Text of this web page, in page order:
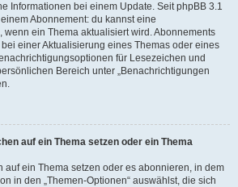
Informationen bei einem Update. Seit phpBB 3.1
Abonnement: du kannst eine
wenn ein Thema aktualisiert wird. Abonnements
einer Aktualisierung eines Themas oder eines
für Lesezeichen und
Bereich unter „Benachrichtigungen
auf ein Thema setzen oder ein Thema
auf ein Thema setzen oder es abonnieren, in dem
in den „Themen-Optionen“ auswählst, die sich